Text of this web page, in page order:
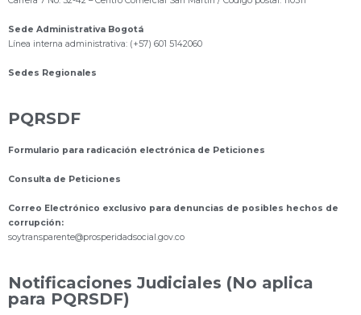
Sede Administrativa Bogotá
Línea interna administrativa: (+57) 601 5142060
Sedes Regionales
PQRSDF
Formulario para radicación electrónica de Peticiones
Consulta de Peticiones
Correo Electrónico exclusivo para denuncias de posibles hechos de
corrupción:
soytransparente@prosperidadsocial.gov.co
Notificaciones Judiciales (No aplica
para PQRSDF)